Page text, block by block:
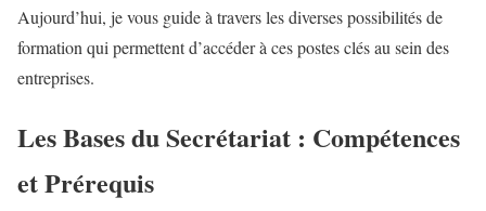
Aujourd’hui, je vous guide à travers les diverses possibilités de
formation qui permettent d’accéder à ces postes clés au sein des
entreprises.
Les Bases du Secrétariat : Compétences
et Prérequis